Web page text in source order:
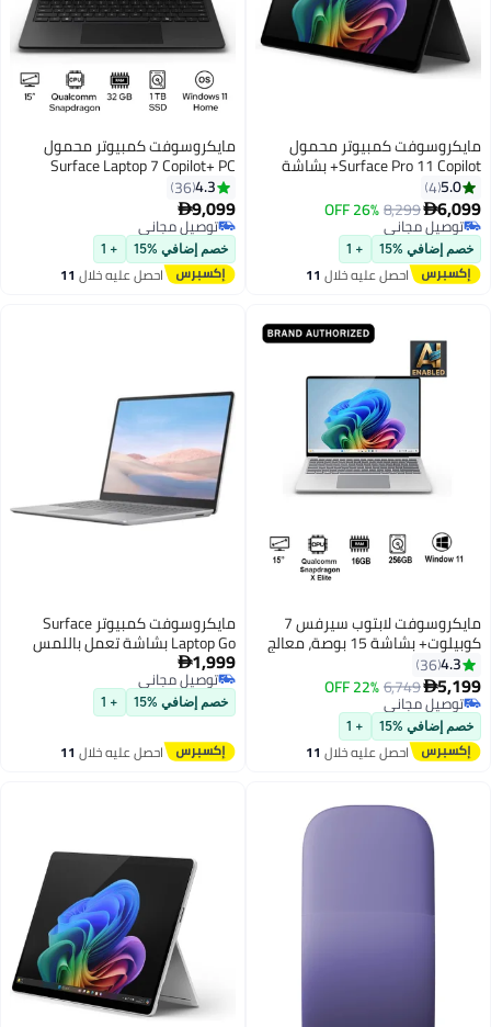
مايكروسوفت كمبيوتر محمول
Surface Pro 11 Copilot+ بشاشة
Snapdragon X Elite وذاكرة وصول
سعة 512 جيجابايت ورسومات
Qualcomm Adreno وWindows 11
Home
5.0
4
6,099
8,299
26% OFF
توصيل مجاني
توصيل مجاني
خصم إضافي %15 + 1
احصل عليه خلال 11
مايكروسوفت كمبيوتر محمول
Surface Laptop 7 Copilot+ PC
بشاشة مقاس 15 بوصة ومعالج
Qualcomm Snapdragon X Elite
وبطاقة رسومات Qualcomm Adreno
وWindows 11 Home
4.3
36
9,099
توصيل مجاني
توصيل مجاني
خصم إضافي %15 + 1
احصل عليه خلال 11
مايكروسوفت لابتوب سيرفس 7
كوبيلوت+ بشاشة 15 بوصة، معالج
كوالكوم سنابدراجون إكس إيليت،
ذاكرة وصول عشوائي 16 جيجابايت،
قرص صلب SSD بسعة 256
جيجابايت، معالج رسومات كوالكوم
أدرينو، نظام تشغيل ويندوز 11
باللغتين الإنجليزية والعربية، إصدار
4.3
36
5,199
6,749
22% OFF
توصيل مجاني
توصيل مجاني
خصم إضافي %15 + 1
احصل عليه خلال 11
اغسطس
مايكروسوفت كمبيوتر Surface
Laptop Go بشاشة تعمل باللمس
PixelSense مقاس 12.4 بوصة
وصول عشوائي 16 جيجابايت ومحرك
أقراص SSD سعة 256 جيجابايت
وبطاقة رسومات Intel UHD
وWindows 10 Pro
1,999
توصيل مجاني
توصيل مجاني
خصم إضافي %15 + 1
احصل عليه خلال 11
اغسطس